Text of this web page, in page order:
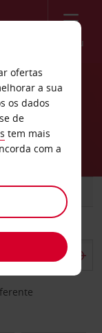
Menu
ofertas
a sua
os dados
de
tem mais
com a